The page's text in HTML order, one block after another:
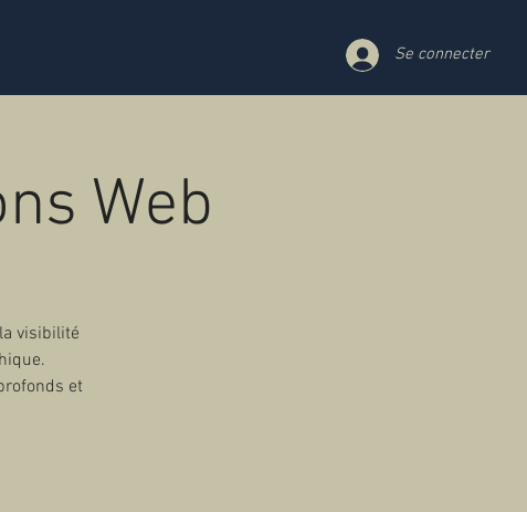
Se connecter
Web
visibilité
et